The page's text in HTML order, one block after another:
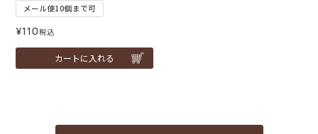
メール便10個まで可
¥110税込
カートに入れる